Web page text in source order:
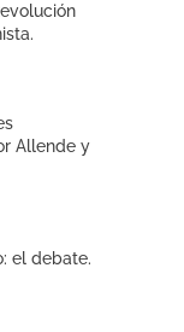
Allende y
el debate.